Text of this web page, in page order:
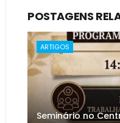
POSTAGENS
ARTIGOS
Seminário no